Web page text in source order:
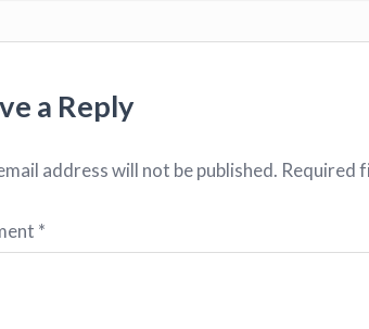
a Reply
address will not be published. Required
*